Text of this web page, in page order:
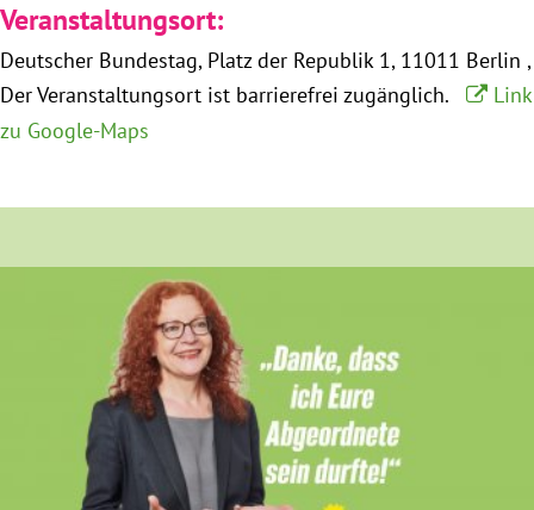
Ämter, Funktionen und Einkünfte
Besuch in Berlin
Praktikum
Patenschaftsprogramm
München
Zur Person
Veranstaltungsort:
Deutscher Bundestag Platz der Republik 1 11011 Berlin
Der Veranstaltungsort ist barrierefrei zugänglich.
Link
zu Google-Maps